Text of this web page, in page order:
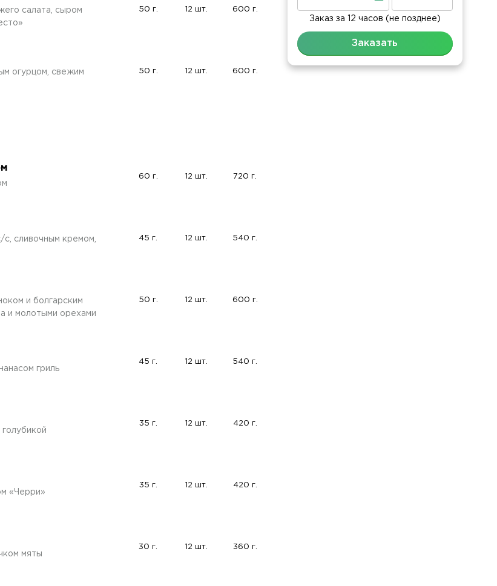
салата, сыром
50 г. 12 шт. 600 г.
огурцом, свежим
50 г. 12 шт. 600 г.
60 г. 12 шт. 720 г.
с, сливочным кремом,
45 г. 12 шт. 540 г.
и болгарским
и молотыми орехами
50 г. 12 шт. 600 г.
гриль
45 г. 12 шт. 540 г.
35 г. 12 шт. 420 г.
«Черри»
35 г. 12 шт. 420 г.
мяты
30 г. 12 шт. 360 г.
Заказ за 12 часов (не позднее)
Заказать